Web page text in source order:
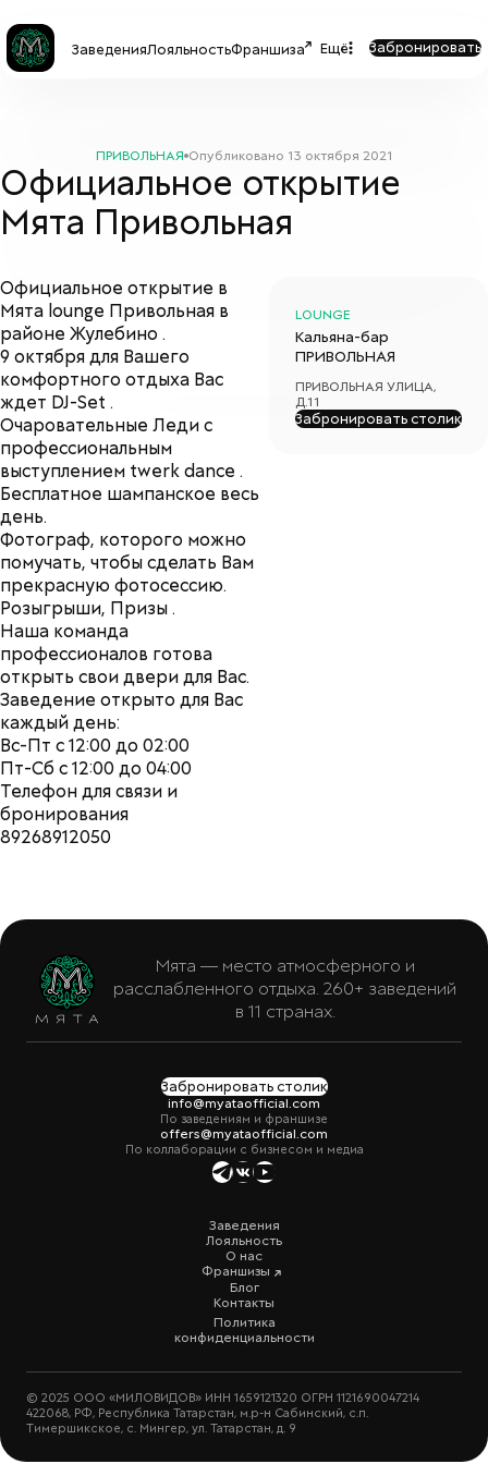
ЗаведенияЛояльностьФраншиза Ещё Забронировать
ПРИВОЛЬНАЯ Опубликовано 13 октября 2021
Официальное открытие
Мята Привольная
Официальное открытие в
Мята lounge Привольная в
районе Жулебино .
9 октября для Вашего
комфортного отдыха Вас
ждет DJ-Set .
Очаровательные Леди с
профессиональным
выступлением twerk dance .
Бесплатное шампанское весь
день.
Фотограф, которого можно
помучать, чтобы сделать Вам
прекрасную фотосессию.
Розыгрыши, Призы .
Наша команда
профессионалов готова
открыть свои двери для Вас.
Заведение открыто для Вас
каждый день:
Вс-Пт с 12:00 до 02:00
Пт-Сб с 12:00 до 04:00
Телефон для связи и
бронирования
89268912050
LOUNGE
Кальяна-бар
ПРИВОЛЬНАЯ
ПРИВОЛЬНАЯ УЛИЦА,
Д.11
Забронировать столик
Мята — место атмосферного и
расслабленного отдыха. 260+ заведений
в 11 странах.
Забронировать столик
info@myataofficial.com
По заведениям и франшизе
offers@myataofficial.com
По коллаборации с бизнесом и медиа
Заведения
Лояльность
О нас
Франшизы
Блог
Контакты
Политика
конфиденциальности
© 2025 ООО «МИЛОВИДОВ» ИНН 1659121320 ОГРН 1121690047214
422068, РФ, Республика Татарстан, м.р-н Сабинский, с.п.
Тимершикское, с. Мингер, ул. Татарстан, д. 9